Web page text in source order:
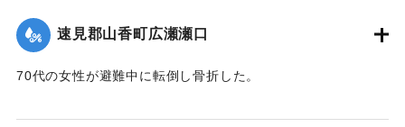
町、議会、町民はこれが復旧に全精力を傾注 爾来三年間こ
こに災害の完全復旧をみる 要した公共災害復旧事業費 約
二一億円
県の御援助と町議会並びに関係機関の労苦に感謝し後世にふ
速見郡山香町広瀬瀬口
70代の女性が避難中に転倒し骨折した。
｜固有コード:00857035